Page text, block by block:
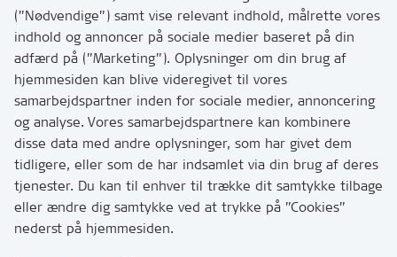
hvordan
Tip os om huller i vejen eller andet
T:7249 6000
Bemærk: vi har mange opkald mellem kl. 10 og 11
Links
Tilgængelighedserklæring
Cookies
(”Nødvendige”) samt vise relevant indhold, målrette vores
indhold og annoncer på sociale medier baseret på din
adfærd på (”Marketing”). Oplysninger om din brug af
hjemmesiden kan blive videregivet til vores
samarbejdspartner inden for sociale medier, annoncering
og analyse. Vores samarbejdspartnere kan kombinere
disse data med andre oplysninger, som har givet dem
tidligere, eller som de har indsamlet via din brug af deres
tjenester. Du kan til enhver til trække dit samtykke tilbage
eller ændre dig samtykke ved at trykke på ”Cookies”
nederst på hjemmesiden.